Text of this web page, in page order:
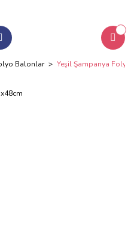
Balonlar Yeşil Şampanya